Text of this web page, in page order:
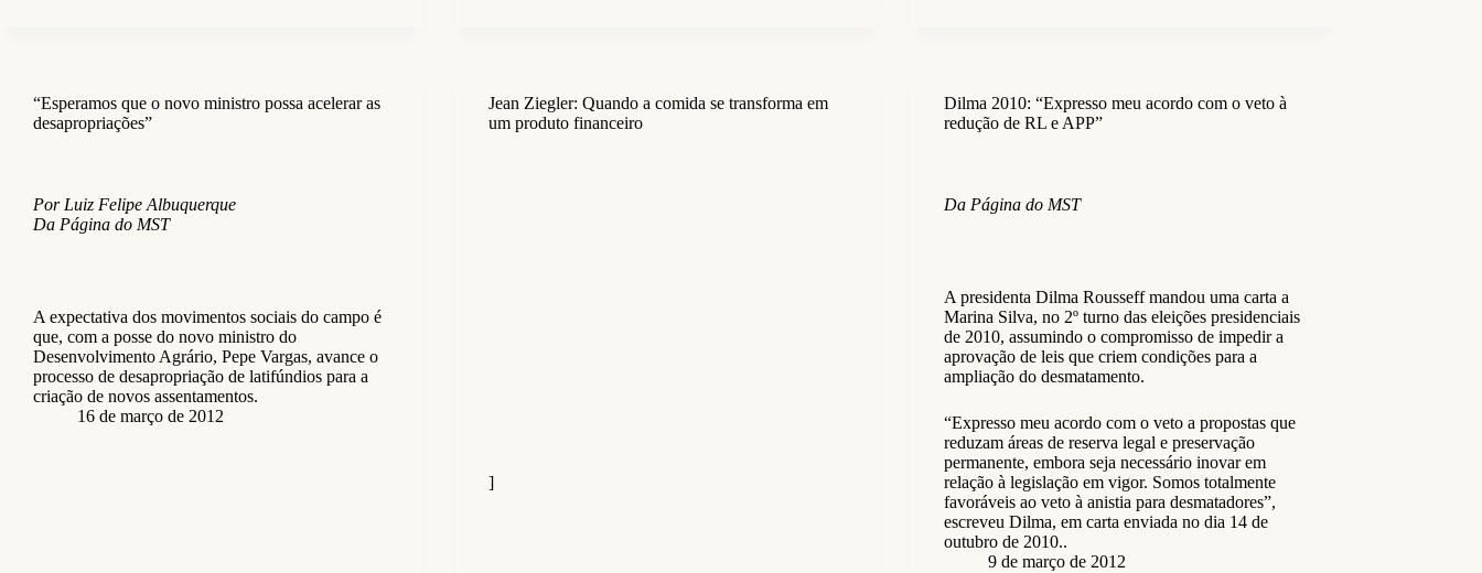
“Esperamos que o novo ministro possa acelerar as
desapropriações”
Por Luiz Felipe Albuquerque
Da Página do MST
A expectativa dos movimentos sociais do campo é
que, com a posse do novo ministro do
Desenvolvimento Agrário, Pepe Vargas, avance o
processo de desapropriação de latifúndios para a
criação de novos assentamentos.
16 de março de 2012
Jean Ziegler: Quando a comida se transforma em
um produto financeiro
]
Dilma 2010: “Expresso meu acordo com o veto à
redução de RL e APP”
Da Página do MST
A presidenta Dilma Rousseff mandou uma carta a
Marina Silva, no 2º turno das eleições presidenciais
de 2010, assumindo o compromisso de impedir a
aprovação de leis que criem condições para a
ampliação do desmatamento.
“Expresso meu acordo com o veto a propostas que
reduzam áreas de reserva legal e preservação
permanente, embora seja necessário inovar em
relação à legislação em vigor. Somos totalmente
favoráveis ao veto à anistia para desmatadores”,
escreveu Dilma, em carta enviada no dia 14 de
outubro de 2010..
9 de março de 2012